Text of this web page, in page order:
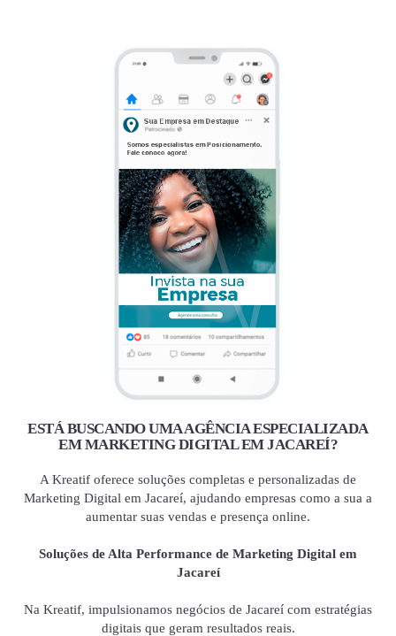
ESTÁ BUSCANDO UMA AGÊNCIA ESPECIALIZADA
EM MARKETING DIGITAL EM JACAREÍ?
A Kreatif oferece soluções completas e personalizadas de
Marketing Digital em Jacareí, ajudando empresas como a sua a
aumentar suas vendas e presença online.
Soluções de Alta Performance de Marketing Digital em
Jacareí
Na Kreatif, impulsionamos negócios de Jacareí com estratégias
digitais que geram resultados reais.